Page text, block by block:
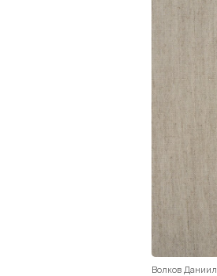
Волков Даниил